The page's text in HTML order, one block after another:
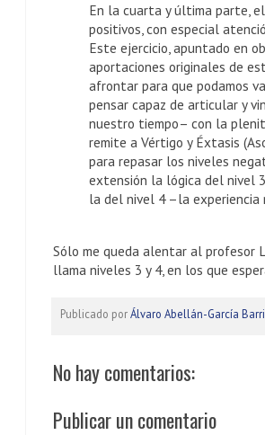
En la cuarta y última parte,
positivos, con especial
Este ejercicio, apuntado en
aportaciones originales de
afrontar para que podamos
pensar capaz de articular y
nuestro tiempo– con la
remite a Vértigo y Éxtasis
para repasar los niveles
extensión la lógica del nivel
la del nivel 4 –la experiencia
Sólo me queda alentar al profesor
llama niveles 3 y 4, en los que
Publicado porÁlvaro Abellán-García
No hay comentarios:
Publicar un comentario